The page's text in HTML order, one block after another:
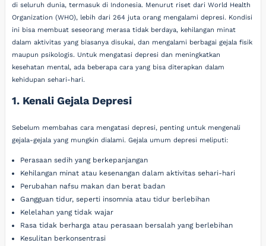
di seluruh dunia, termasuk di Indonesia. Menurut riset dari World Health
Organization (WHO), lebih dari 264 juta orang mengalami depresi. Kondisi
ini bisa membuat seseorang merasa tidak berdaya, kehilangan minat
dalam aktivitas yang biasanya disukai, dan mengalami berbagai gejala fisik
maupun psikologis. Untuk mengatasi depresi dan meningkatkan
kesehatan mental, ada beberapa cara yang bisa diterapkan dalam
kehidupan sehari-hari.
1. Kenali Gejala Depresi
Sebelum membahas cara mengatasi depresi, penting untuk mengenali
gejala-gejala yang mungkin dialami. Gejala umum depresi meliputi:
Perasaan sedih yang berkepanjangan
Kehilangan minat atau kesenangan dalam aktivitas sehari-hari
Perubahan nafsu makan dan berat badan
Gangguan tidur, seperti insomnia atau tidur berlebihan
Kelelahan yang tidak wajar
Rasa tidak berharga atau perasaan bersalah yang berlebihan
Kesulitan berkonsentrasi